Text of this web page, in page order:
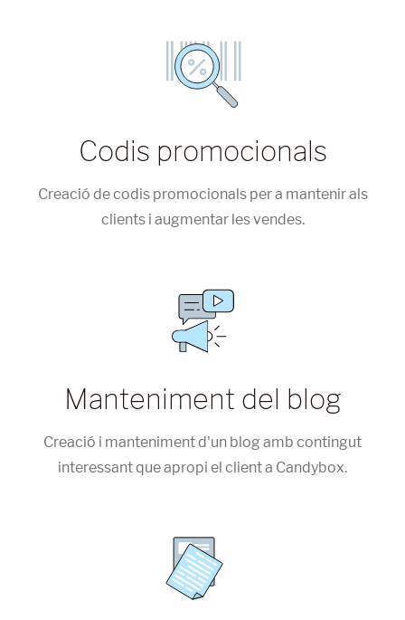
Codis promocionals
Creació de codis promocionals per a mantenir als
clients i augmentar les vendes.
Manteniment del blog
Creació i manteniment d'un blog amb contingut
interessant que apropi el client a Candybox.